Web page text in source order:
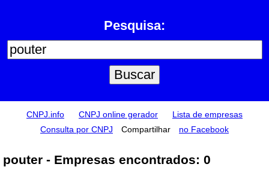
Pesquisa:
CNPJ.info CNPJ online gerador
Lista de empresas
Consulta por CNPJ
Compartilhar no Facebook
pouter - Empresas encontrados: 0